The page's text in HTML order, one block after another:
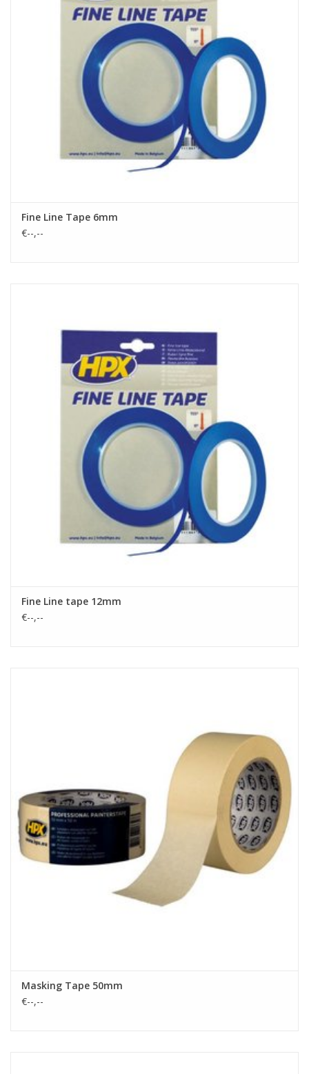
Fine Line Tape 6mm
€--,--
Fine Line tape 12mm
€--,--
Masking Tape 50mm
€--,--